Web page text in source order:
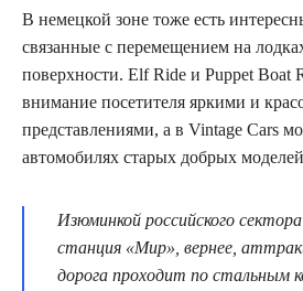
В немецкой зоне тоже есть
связанные с перемещением на
поверхности. Elf Ride и Puppet Boat
внимание посетителя яркими и
представлениями, а в Vintage Cars
автомобилях старых добрых
Изюминкой российского
станция «Мир», вернее,
дорога проходит по стальным